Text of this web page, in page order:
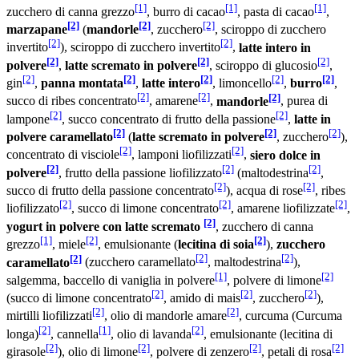
zucchero di canna grezzo[1], burro di cacao[1], pasta di cacao[1],
marzapane[2] (mandorle[2], zucchero[2], sciroppo di zucchero
invertito[2]), sciroppo di zucchero invertito[2], latte intero in
polvere[2], latte scremato in polvere[2], sciroppo di glucosio[2],
gin[2], panna montata[2], latte intero[2], limoncello[2], burro[2],
succo di ribes concentrato[2], amarene[2], mandorle[2], purea di
lampone[2], succo concentrato di frutto della passione[2], latte in
polvere caramellato[2] (latte scremato in polvere[2], zucchero[2]),
concentrato di visciole[2], lamponi liofilizzati[2], siero dolce in
polvere[2], frutto della passione liofilizzato[2] (maltodestrina[2],
succo di frutto della passione concentrato[2]), acqua di rose[2], ribes
liofilizzato[2], succo di limone concentrato[2], amarene liofilizzate[2],
yogurt in polvere con latte scremato [2], zucchero di canna
grezzo[1], miele[2], emulsionante (lecitina di soia[2]), zucchero
caramellato[2] (zucchero caramellato[2], maltodestrina[2]),
salgemma, baccello di vaniglia in polvere[1], polvere di limone[2]
(succo di limone concentrato[2], amido di mais[2], zucchero[2]),
mirtilli liofilizzati[2], olio di mandorle amare[2], curcuma (Curcuma
longa)[2], cannella[1], olio di lavanda[2], emulsionante (lecitina di
girasole[2]), olio di limone[2], polvere di zenzero[2], petali di rosa[2]